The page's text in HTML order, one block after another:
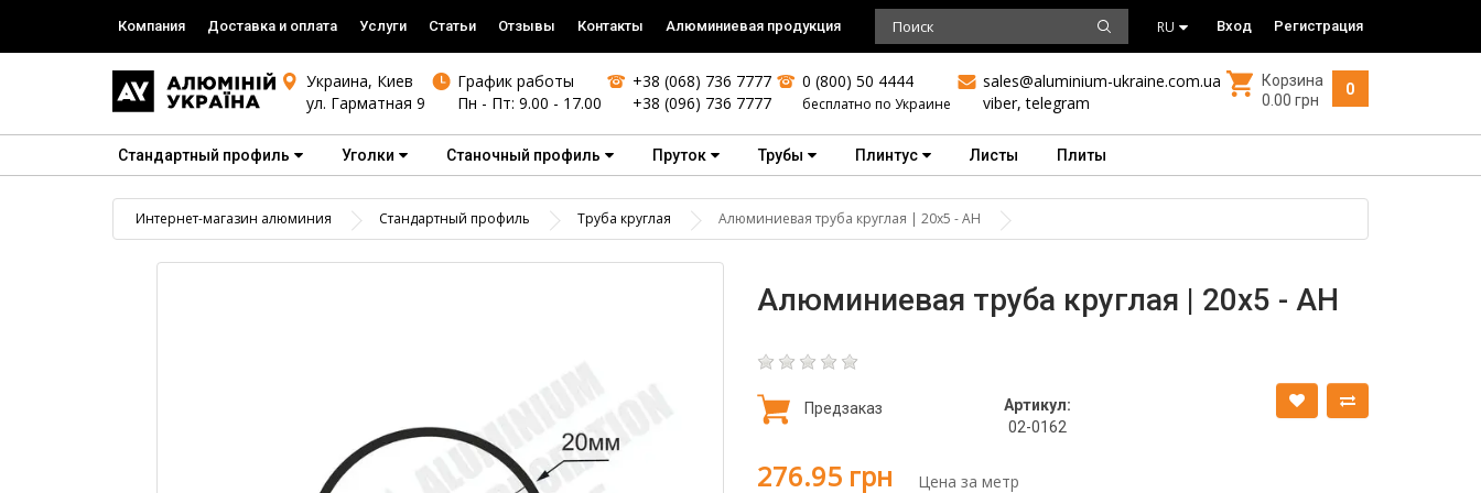
Компания Доставка и оплата Услуги Статьи Отзывы Контакты Алюминиевая продукция RU Вход Регистрация
Украина, Киев
ул. Гарматная 9
График работы
Пн - Пт: 9.00 - 17.00
+38 (068) 736 7777
+38 (096) 736 7777
0 (800) 50 4444
бесплатно по Украине
sales@aluminium-ukraine.com.ua
viber,telegram
0
Корзина
0.00 грн
Стандартный профиль Уголки Станочный профиль Пруток Трубы Плинтус Листы Плиты
Интернет-магазин алюминия Стандартный профиль Труба круглая Алюминиевая труба круглая | 20х5 - АН
Алюминиевая труба круглая | 20х5 - АН
Предзаказ
Артикул:
02-0162
276.95 грн Цена за метр